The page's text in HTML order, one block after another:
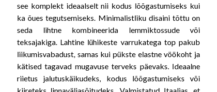
see komplekt ideaalselt nii kodus lõõgastumiseks kui
ka õues tegutsemiseks. Minimalistliku disaini tõttu on
seda lihtne kombineerida lemmiktossude või
teksajakiga. Lahtine lühikeste varrukatega top pakub
liikumisvabadust, samas kui pükste elastne vöökoht ja
kätised tagavad mugavuse terveks päevaks. Ideaalne
riietus jalutuskäikudeks, kodus lõõgastumiseks või
kiireteks linnaväljasõitudeks. Valmistatud Itaalias, et